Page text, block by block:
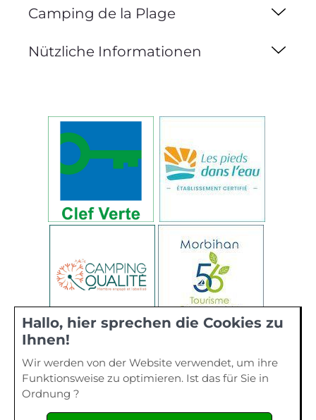
Camping de la Plage
Nützliche Informationen
Hallo, hier sprechen die Cookies zu
Ihnen!
Wir werden von der Website verwendet, um ihre
Funktionsweise zu optimieren. Ist das für Sie in
Ordnung ?